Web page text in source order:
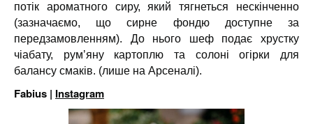
потік ароматного сиру, який тягнеться нескінченно
(зазначаємо, що сирне фондю доступне за
передзамовленням). До нього шеф подає хрустку
чіабату, румʼяну картоплю та солоні огірки для
балансу смаків. (лише на Арсеналі).
Fabius | Instagram